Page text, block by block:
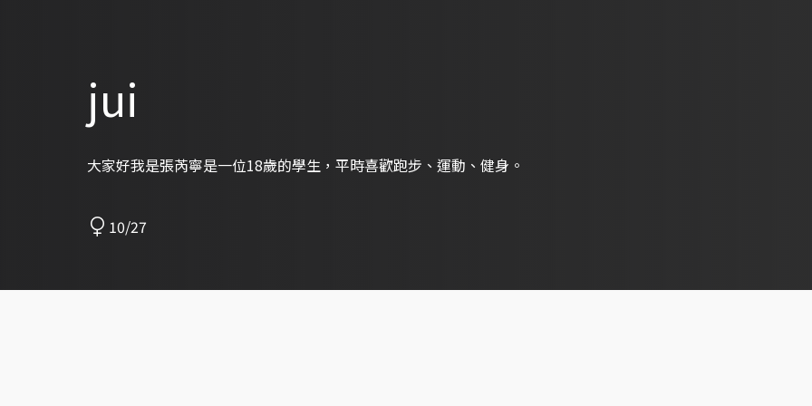
jui
大家好我是張芮寧是一位18歲的學生，平時喜歡跑步、運動、健身。
10/27